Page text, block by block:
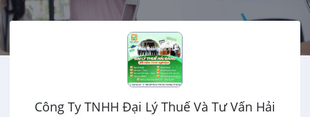
Công Ty TNHH Đại Lý Thuế Và Tư Vấn Hải